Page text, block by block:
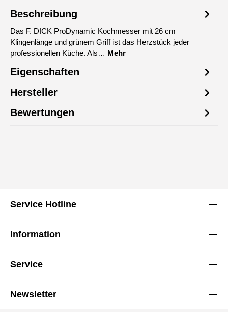
Beschreibung
Das F. DICK ProDynamic Kochmesser mit 26 cm
Klingenlänge und grünem Griff ist das Herzstück jeder
professionellen Küche. Als… Mehr
Eigenschaften
Hersteller
Bewertungen
Service Hotline
Information
Service
Newsletter